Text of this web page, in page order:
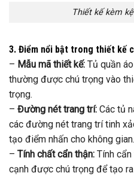
Thiết kế kèm
3. Điểm nổi bật trong thiết kế
– Mẫu mã thiết kế: Tủ quần
thường được chú trọng vào
trọng.
– Đường nét trang trí: Các tủ
các đường nét trang trí tinh
tạo điểm nhấn cho không gian.
– Tính chất cẩn thận: Tính
cạnh được chú trọng để tạo